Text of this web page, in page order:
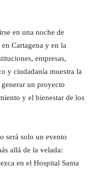
en una noche de
Cartagena y en la
empresas,
y ciudadanía muestra la
un proyecto
y el bienestar de los
será solo un evento
allá de la velada:
en el Hospital Santa